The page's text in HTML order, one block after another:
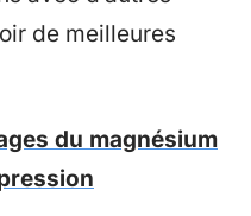
de meilleures
du magnésium